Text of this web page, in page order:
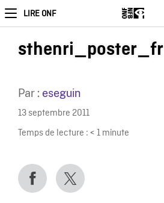
LIRE ONF
sthenri_poster_fr
Par : eseguin
13 septembre 2011
Temps de lecture : < 1 minute